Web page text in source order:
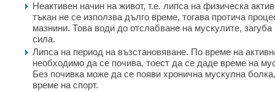
Неактивен начин на живот, т.е. липса на физическа
тъкан не се използва дълго време, тогава протича
мазнини. Това води до отслабване на мускулите, загуба
сила.
Липса на период на възстановяване. По време на
необходимо да се почива, тоест да се даде време на
Без почивка може да се появи хронична мускулна
време на спорт.